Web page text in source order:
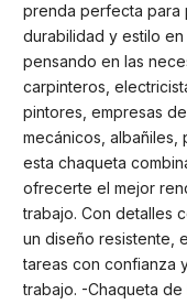
prenda perfecta para
durabilidad y estilo
pensando en las
carpinteros,
pintores, empresas
mecánicos, albañiles,
esta chaqueta
ofrecerte el mejor
trabajo. Con detalles
un diseño resistente,
tareas con confianza
trabajo. -Chaqueta